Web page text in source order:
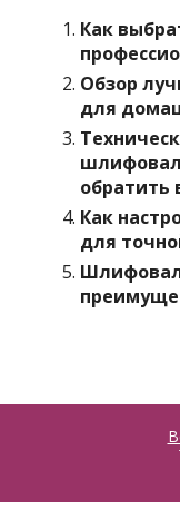
Как
Обзор
для
обратить
Как
для